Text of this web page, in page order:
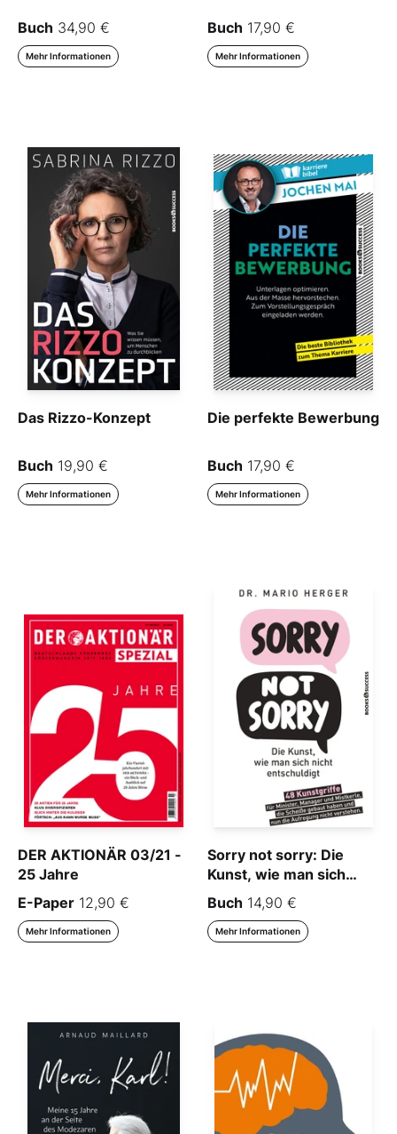
Buch 34,90 €
Mehr Informationen
Buch 17,90 €
Mehr Informationen
Das Rizzo-Konzept
Buch 19,90 €
Mehr Informationen
Die perfekte Bewerbung
Buch 17,90 €
Mehr Informationen
DER AKTIONÄR 03/21 -
25 Jahre
E-Paper 12,90 €
Mehr Informationen
Sorry not sorry: Die
Kunst, wie man sich
nicht entschuldigt
Buch 14,90 €
Mehr Informationen